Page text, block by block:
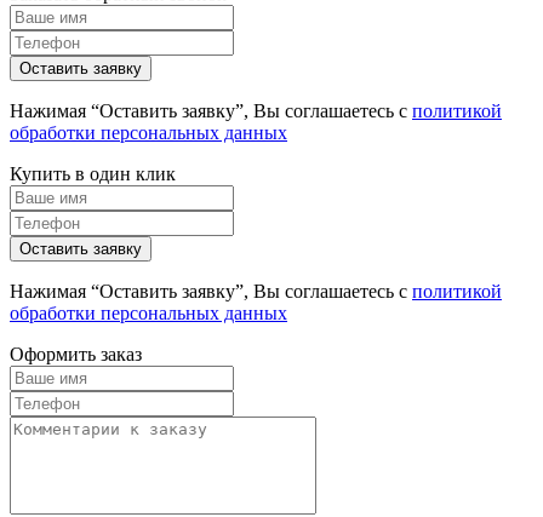
Нажимая “Оставить заявку”, Вы соглашаетесь с политикой
обработки персональных данных
Купить в один клик
Нажимая “Оставить заявку”, Вы соглашаетесь с политикой
обработки персональных данных
Оформить заказ